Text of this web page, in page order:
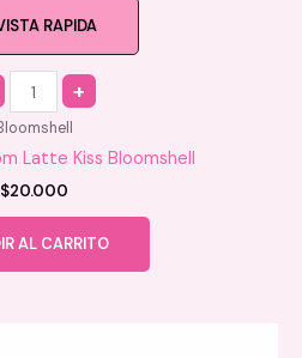
RAPIDA
Latte Kiss Bloomshell
$20.000
AL CARRITO